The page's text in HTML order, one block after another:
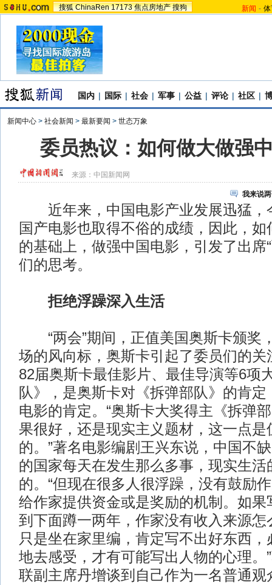
搜狐 ChinaRen 17173 焦点房地产 搜狗 新闻 -
国内 | 国际 | 社会 | 军事 | 公益 | 评论 | 社区 |
新闻中心 > 社会新闻 > 最新要闻 > 世态万象
委员热议：如何做大做强
来源： 中国新闻网
我来说
近年来，中国电影产业发展迅猛，
国产电影也取得不俗的成绩，因此，
的基础上，做强中国电影，引发了出席
们的思考。
拒绝浮躁深入生活
“两会”期间，正值美国奥斯卡颁奖
场的风向标，奥斯卡引起了委员们的关
82届奥斯卡最佳影片、最佳导演等6项
队》，是奥斯卡对《拆弹部队》的肯
电影的肯定。“奥斯卡大奖得主《拆弹
果很好，还是现实主义题材，这一点是
的。”著名电影编剧王兴东说，中国不
的国家每天在发生那么多事，现实生活
的。“但现在很多人很浮躁，没有鼓励
给作家提供资金或是奖励的机制。如果
到下面蹲一两年，作家没有收入来源怎
只是坐在家里编，肯定写不出好东西
地去感受，才有可能写出人物的心理。
联副主席丹增谈到自己作为一名普通观